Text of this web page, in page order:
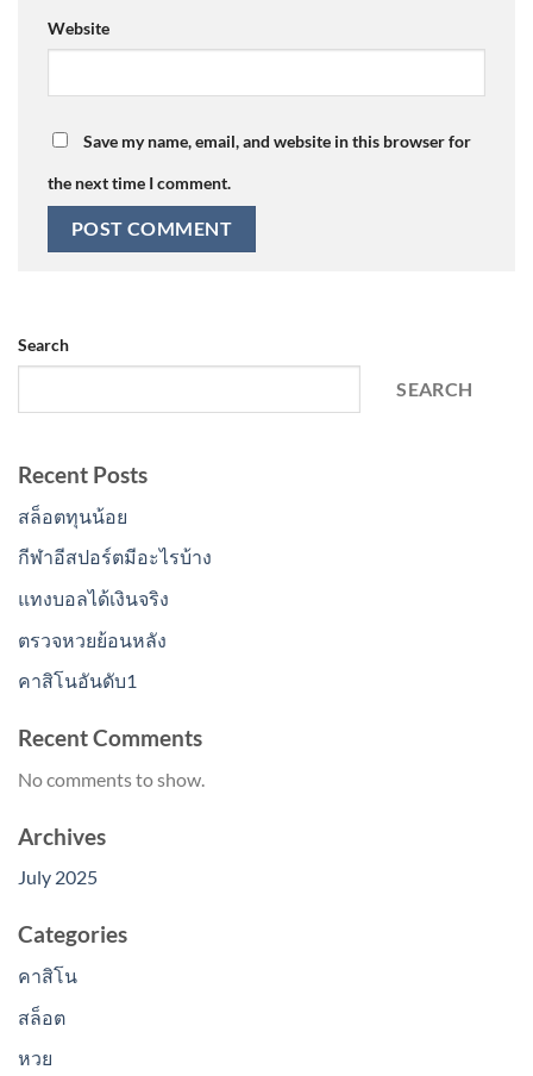
Website
Save my name, email, and website in this browser for
the next time I comment.
Search
SEARCH
Recent Posts
สล็อตทุนน้อย
กีฬาอีสปอร์ตมีอะไรบ้าง
แทงบอลได้เงินจริง
ตรวจหวยย้อนหลัง
คาสิโนอันดับ1
Recent Comments
No comments to show.
Archives
July 2025
Categories
คาสิโน
สล็อต
หวย